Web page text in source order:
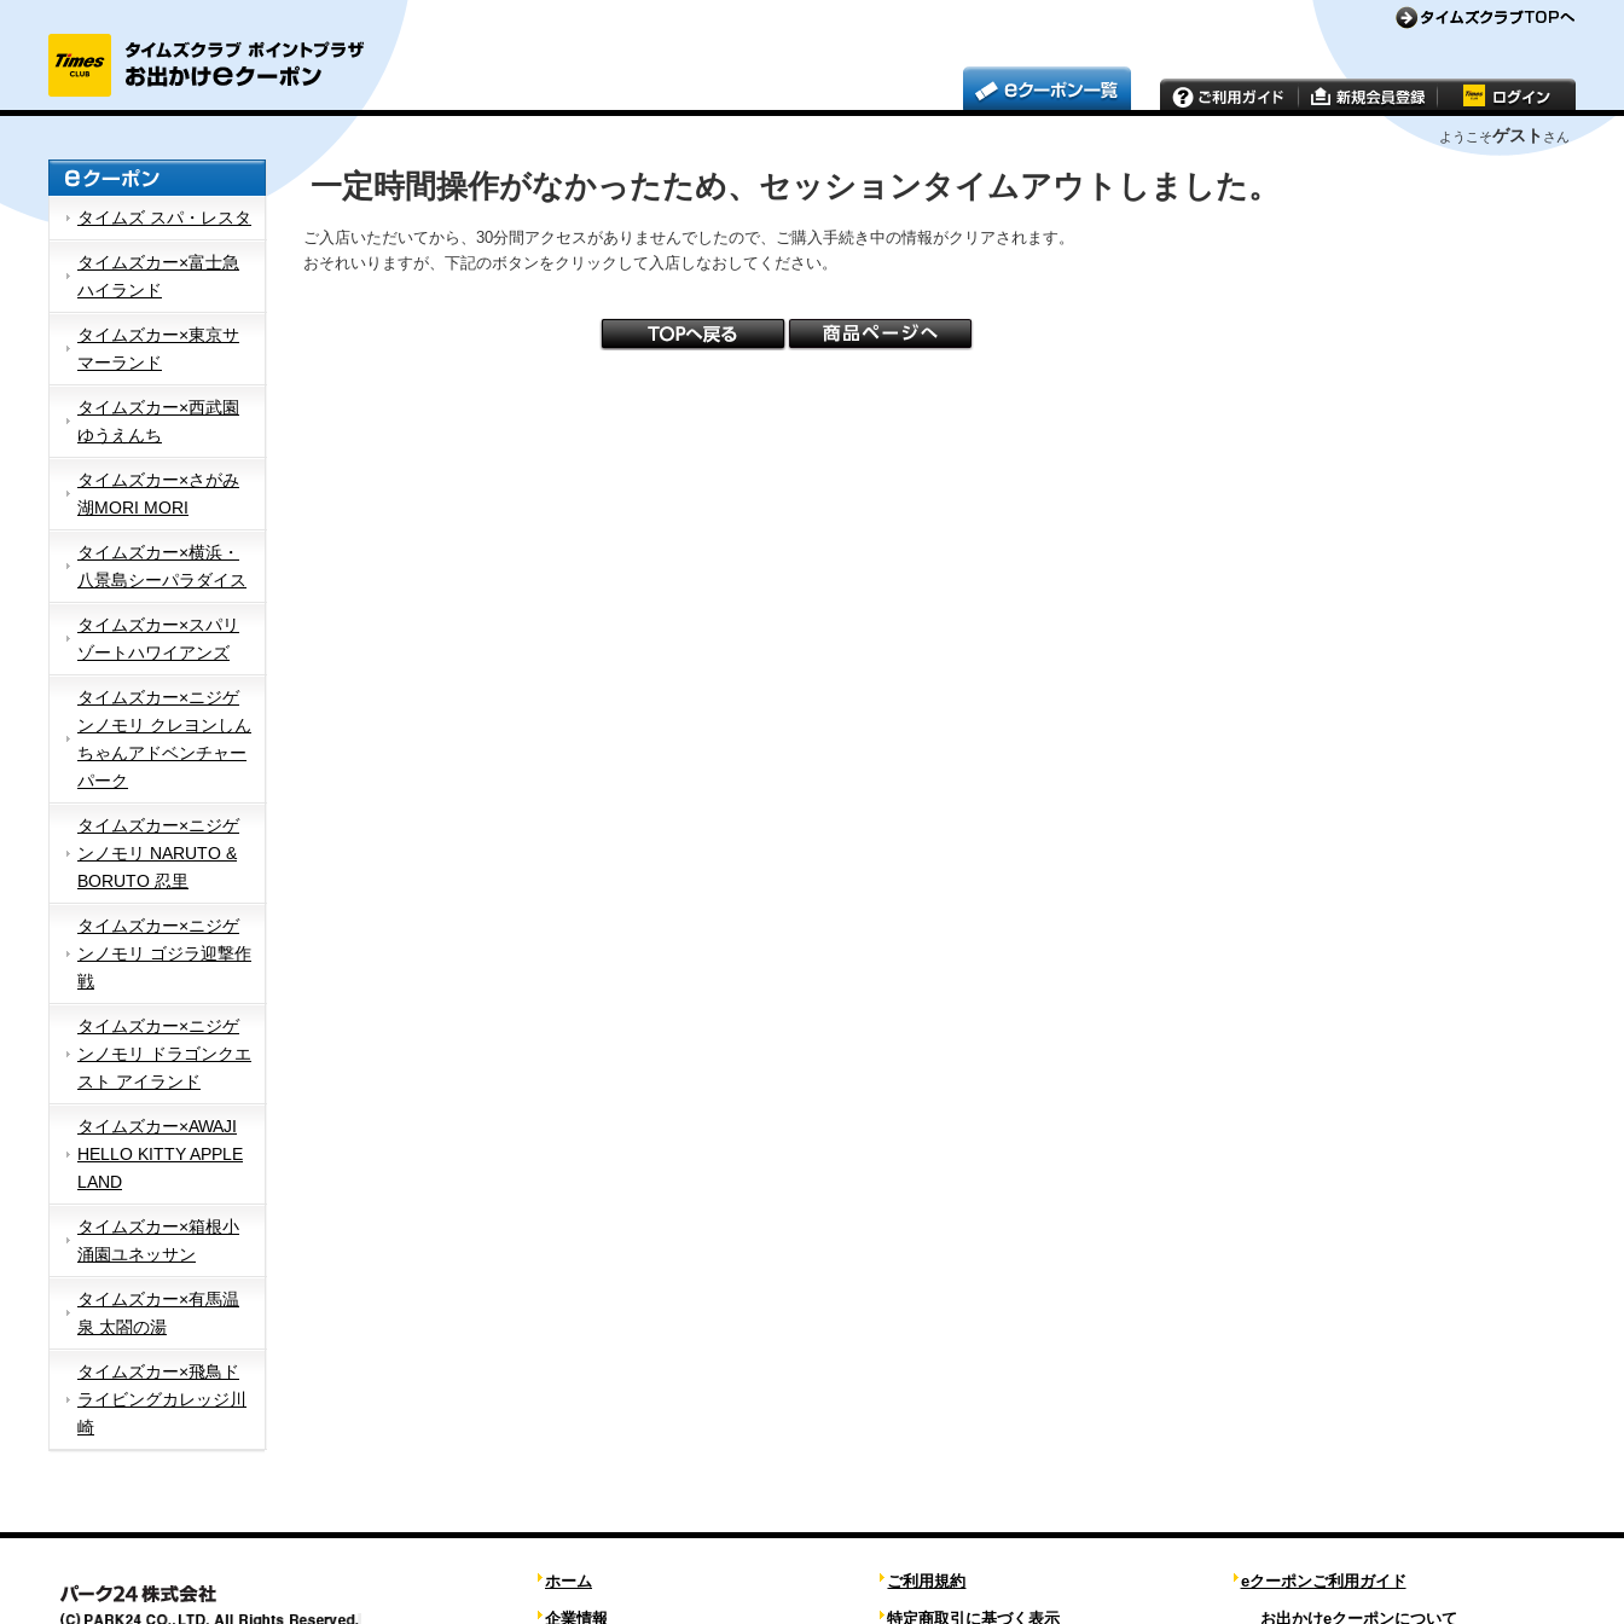
ようこそゲスト さん
タイムズ スパ・レスタ
タイムズカー×富士急
ハイランド
タイムズカー×東京サ
マーランド
タイムズカー×西武園
ゆうえんち
タイムズカー×さがみ
湖MORI MORI
タイムズカー×横浜・
八景島シーパラダイス
タイムズカー×スパリ
ゾートハワイアンズ
タイムズカー×ニジゲ
ンノモリ クレヨンしん
ちゃんアドベンチャー
パーク
タイムズカー×ニジゲ
ンノモリ NARUTO &
BORUTO 忍里
タイムズカー×ニジゲ
ンノモリ ゴジラ迎撃作
戦
タイムズカー×ニジゲ
ンノモリ ドラゴンクエ
スト アイランド
タイムズカー×AWAJI
HELLO KITTY APPLE
LAND
タイムズカー×箱根小
涌園ユネッサン
タイムズカー×有馬温
泉 太閤の湯
タイムズカー×飛鳥ド
ライビングカレッジ川
崎
一定時間操作がなかったため、セッションタイムアウトしました。
ご入店いただいてから、30分間アクセスがありませんでしたので、ご購入手続き中の情報がクリアされます。
おそれいりますが、下記のボタンをクリックして入店しなおしてください。
ホーム
企業情報
ご利用規約
特定商取引に基づく表示
eクーポンご利用ガイド
お出かけeクーポンについて